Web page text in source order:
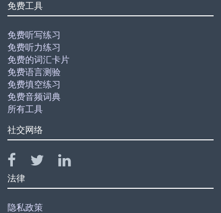
免费工具
免费听写练习
免费听力练习
免费的词汇卡片
免费语言测验
免费填空练习
免费音频词典
所有工具
社交网络
法律
隐私政策